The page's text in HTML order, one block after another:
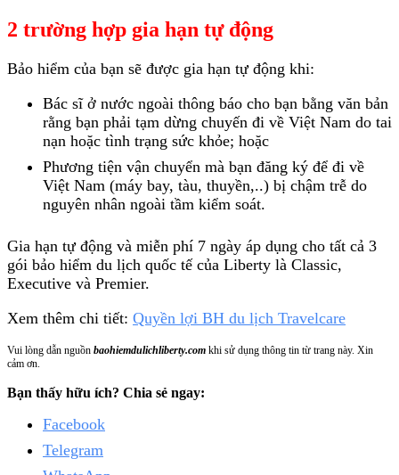
2 trường hợp gia hạn tự động
Bảo hiểm của bạn sẽ được gia hạn tự động khi:
Bác sĩ ở nước ngoài thông báo cho bạn bằng văn bản
rằng bạn phải tạm dừng chuyến đi về Việt Nam do tai
nạn hoặc tình trạng sức khỏe; hoặc
Phương tiện vận chuyển mà bạn đăng ký để đi về
Việt Nam (máy bay, tàu, thuyền,..) bị chậm trễ do
nguyên nhân ngoài tầm kiểm soát.
Gia hạn tự động và miễn phí 7 ngày áp dụng cho tất cả 3
gói bảo hiểm du lịch quốc tế của Liberty là Classic,
Executive và Premier.
Xem thêm chi tiết: Quyền lợi BH du lịch Travelcare
Vui lòng dẫn nguồn baohiemdulichliberty.com khi sử dụng thông tin từ trang này. Xin
cảm ơn.
Bạn thấy hữu ích? Chia sẻ ngay:
Facebook
Telegram